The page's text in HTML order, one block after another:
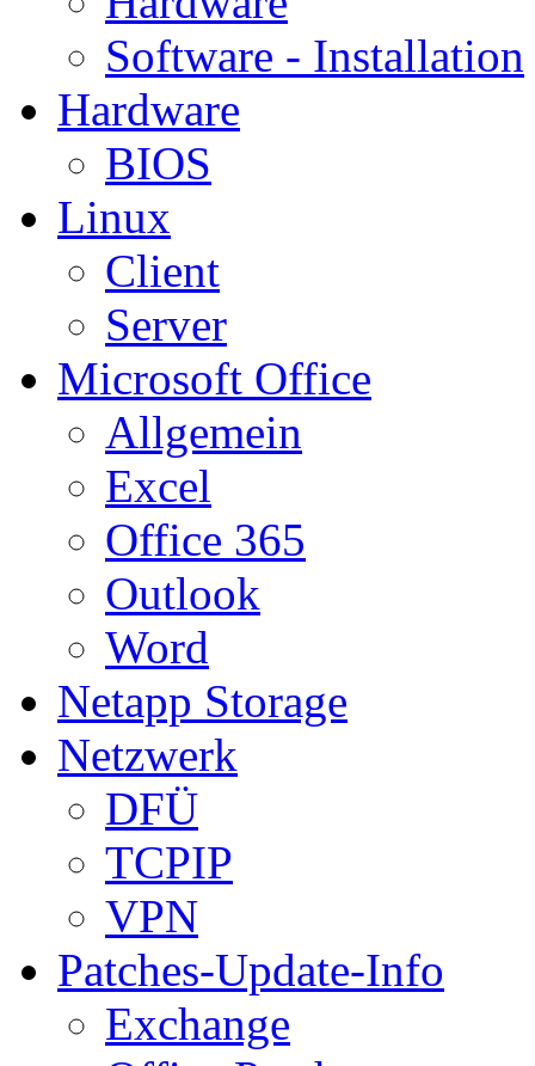
Software - Installation
Hardware
BIOS
Linux
Client
Server
Microsoft Office
Allgemein
Excel
Office 365
Outlook
Word
Netapp Storage
Netzwerk
DFÜ
TCPIP
VPN
Patches-Update-Info
Exchange